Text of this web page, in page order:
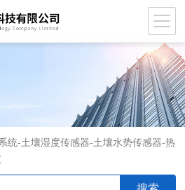
统-土壤湿度传感器-土壤水势传感器-热